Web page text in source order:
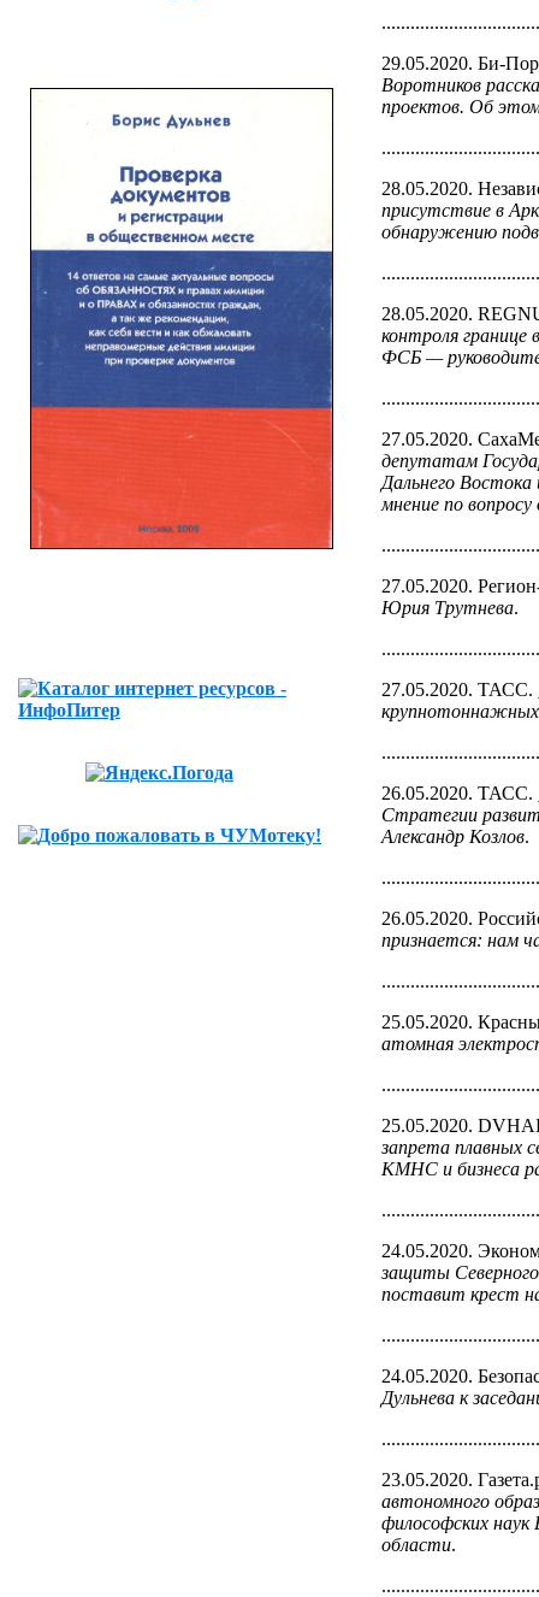
29.05.2020. Би-
Воротников
проектов. Об
28.05.2020.
присутствие в
обнаружению
28.05.2020.
контроля
ФСБ —
27.05.2020.
депутатам
Дальнего Востока
мнение по
27.05.2020.
Юрия Трутнева.
27.05.2020. ТАСС.
26.05.2020. ТАСС.
Стратегии
Александр Козлов.
26.05.2020.
признается: нам
25.05.2020.
атомная
25.05.2020.
запрета плавных
КМНС и бизнеса
24.05.2020.
защиты
поставит крест
24.05.2020.
Дульнева к
23.05.2020.
автономного
философских наук
области.